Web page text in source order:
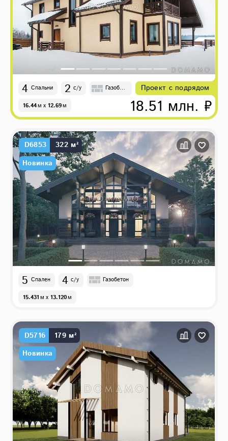
4 Спальни 2 с/у
Газобет
16.44м x 12.69м
Проект с подрядом
18.51 млн. ₽
D6853
322 м²
Новинка
5 Спален 4 с/у Газобетон
15.431м x 13.120м
D5716
179 м²
Новинка